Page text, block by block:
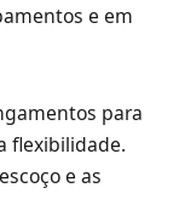
e em
para
flexibilidade.
e as